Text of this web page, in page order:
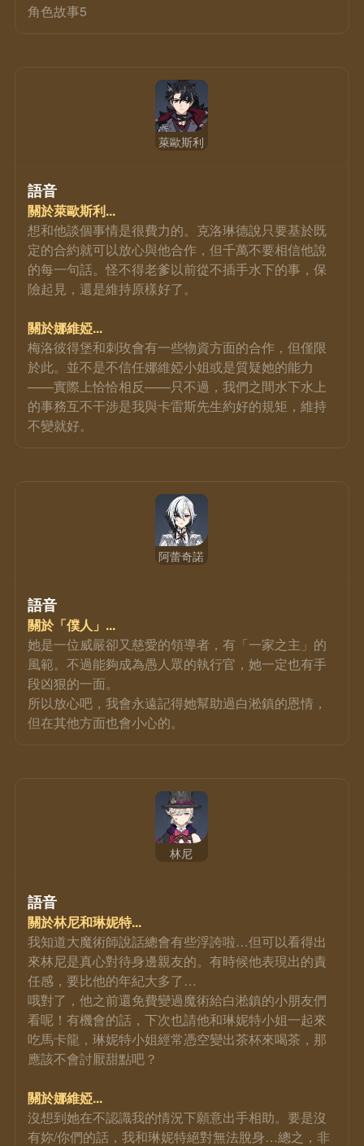
角色故事5
萊歐斯利
語音
關於萊歐斯利...
想和他談個事情是很費力的。克洛琳德說只要基於既
定的合約就可以放心與他合作，但千萬不要相信他說
的每一句話。怪不得老爹以前從不插手水下的事，保
險起見，還是維持原樣好了。
關於娜維婭...
梅洛彼得堡和刺玫會有一些物資方面的合作，但僅限
於此。並不是不信任娜維婭小姐或是質疑她的能力
——實際上恰恰相反——只不過，我們之間水下水上
的事務互不干涉是我與卡雷斯先生約好的規矩，維持
不變就好。
阿蕾奇諾
語音
關於「僕人」...
她是一位威嚴卻又慈愛的領導者，有「一家之主」的
風範。不過能夠成為愚人眾的執行官，她一定也有手
段凶狠的一面。
所以放心吧，我會永遠記得她幫助過白淞鎮的恩情，
但在其他方面也會小心的。
林尼
語音
關於林尼和琳妮特...
我知道大魔術師說話總會有些浮誇啦…但可以看得出
來林尼是真心對待身邊親友的。有時候他表現出的責
任感，要比他的年紀大多了…
哦對了，他之前還免費變過魔術給白淞鎮的小朋友們
看呢！有機會的話，下次也請他和琳妮特小姐一起來
吃馬卡龍，琳妮特小姐經常憑空變出茶杯來喝茶，那
應該不會討厭甜點吧？
關於娜維婭...
沒想到她在不認識我的情況下願意出手相助。要是沒
有妳/你們的話，我和琳妮特絕對無法脫身…總之，非